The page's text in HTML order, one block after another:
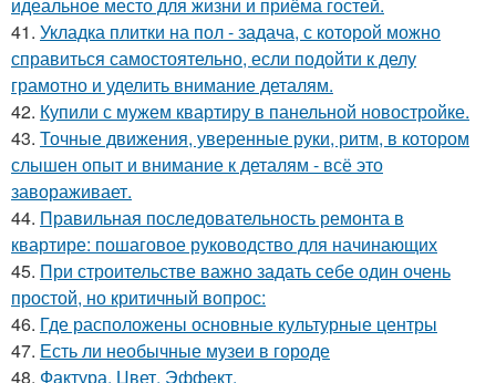
41. Укладка плитки на пол - задача, с которой можно
справиться самостоятельно, если подойти к делу
грамотно и уделить внимание деталям.
42. Купили с мужем квартиру в панельной новостройке.
43. Точные движения, уверенные руки, ритм, в котором
слышен опыт и внимание к деталям - всё это
завораживает.
44. Правильная последовательность ремонта в
квартире: пошаговое руководство для начинающих
45. При строительстве важно задать себе один очень
простой, но критичный вопрос:
46. Где расположены основные культурные центры
47. Есть ли необычные музеи в городе
48. Фактура. Цвет. Эффект.